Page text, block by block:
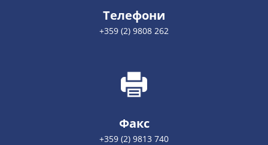
Телефони
+359 (2) 9808 262
Факс
+359 (2) 9813 740